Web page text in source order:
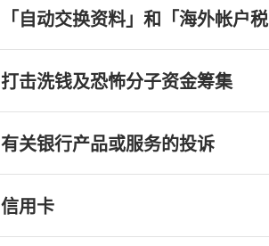
「自动交换资料」和「海外帐户
打击洗钱及恐怖分子资金筹集
有关银行产品或服务的投诉
信用卡